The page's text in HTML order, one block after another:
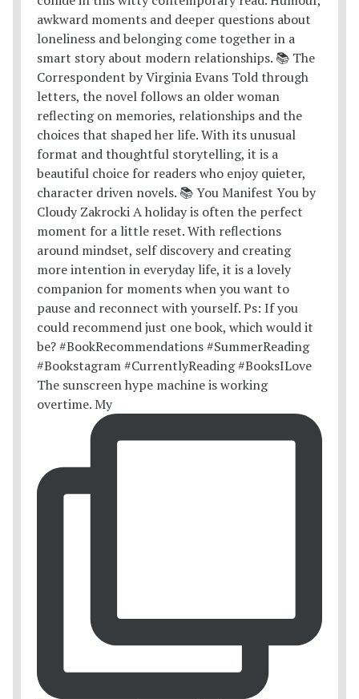
The sunscreen hype machine is working
overtime. My